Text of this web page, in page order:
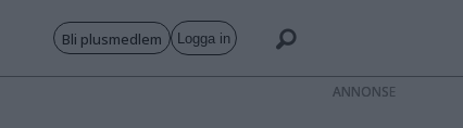
Bli plusmedlem Logga in
ANNONS